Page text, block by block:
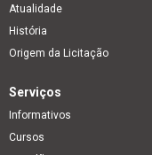
Atualidade
História
Origem da Licitação
Serviços
Informativos
Cursos